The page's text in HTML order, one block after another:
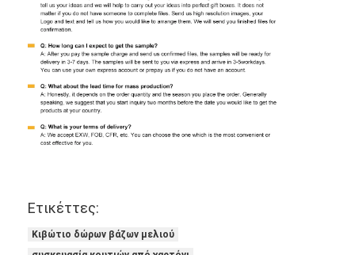
Ετικέττες:
Κιβώτιο δώρων βάζων μελιού